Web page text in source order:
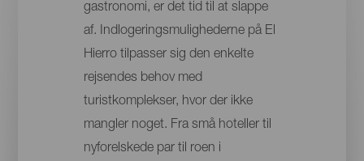
gastronomi, er det tid til at slappe
af. Indlogeringsmulighederne på El
Hierro tilpasser sig den enkelte
rejsendes behov med
turistkomplekser, hvor der ikke
mangler noget. Fra små hoteller til
nyforelskede par til roen i